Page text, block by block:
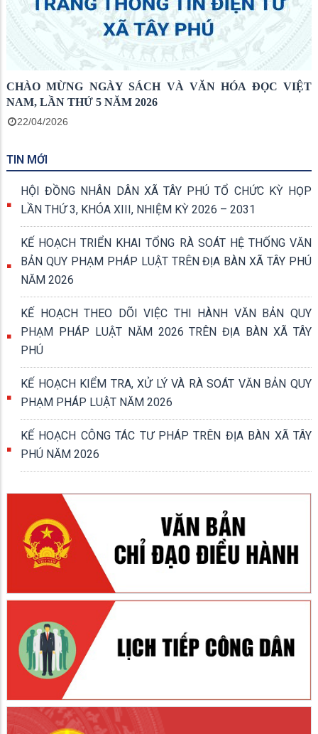
CHÀO MỪNG NGÀY SÁCH VÀ VĂN HÓA ĐỌC VIỆT
NAM, LẦN THỨ 5 NĂM 2026
22/04/2026
TIN MỚI
HỘI ĐỒNG NHÂN DÂN XÃ TÂY PHÚ TỔ CHỨC KỲ HỌP
LẦN THỨ 3, KHÓA XIII, NHIỆM KỲ 2026 – 2031
KẾ HOẠCH TRIỂN KHAI TỔNG RÀ SOÁT HỆ THỐNG VĂN
BẢN QUY PHẠM PHÁP LUẬT TRÊN ĐỊA BÀN XÃ TÂY PHÚ
NĂM 2026
KẾ HOẠCH THEO DÕI VIỆC THI HÀNH VĂN BẢN QUY
PHẠM PHÁP LUẬT NĂM 2026 TRÊN ĐỊA BÀN XÃ TÂY
PHÚ
KẾ HOẠCH KIỂM TRA, XỬ LÝ VÀ RÀ SOÁT VĂN BẢN QUY
PHẠM PHÁP LUẬT NĂM 2026
KẾ HOẠCH CÔNG TÁC TƯ PHÁP TRÊN ĐỊA BÀN XÃ TÂY
PHÚ NĂM 2026